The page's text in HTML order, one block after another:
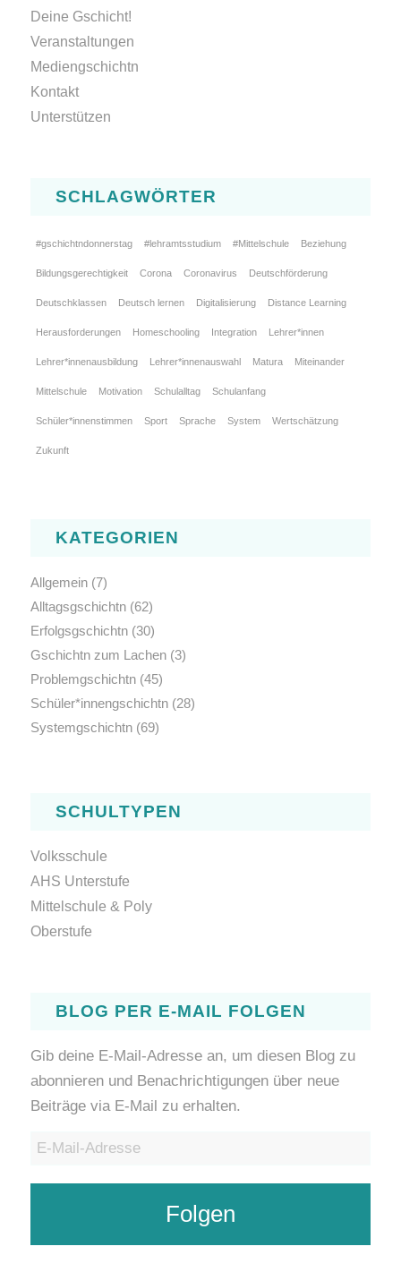
Deine Gschicht!
Veranstaltungen
Mediengschichtn
Kontakt
Unterstützen
SCHLAGWÖRTER
#gschichtndonnerstag #lehramtsstudium #Mittelschule Beziehung
Bildungsgerechtigkeit Corona Coronavirus Deutschförderung
Deutschklassen Deutsch lernen Digitalisierung Distance Learning
Herausforderungen Homeschooling Integration Lehrer*innen
Lehrer*innenausbildung Lehrer*innenauswahl Matura Miteinander
Mittelschule Motivation Schulalltag Schulanfang
Schüler*innenstimmen Sport Sprache System Wertschätzung
Zukunft
KATEGORIEN
Allgemein(7)
Alltagsgschichtn(62)
Erfolgsgschichtn(30)
Gschichtn zum Lachen(3)
Problemgschichtn(45)
Schüler*innengschichtn(28)
Systemgschichtn(69)
SCHULTYPEN
Volksschule
AHS Unterstufe
Mittelschule & Poly
Oberstufe
BLOG PER E-MAIL FOLGEN
Gib deine E-Mail-Adresse an, um diesen Blog zu
abonnieren und Benachrichtigungen über neue
Beiträge via E-Mail zu erhalten.
E-
Folgen